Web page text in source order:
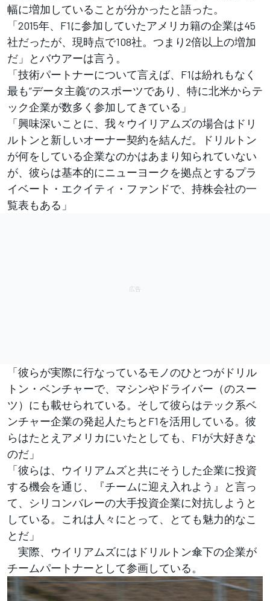
幅に増加していることが分かったと語った。
「2015年、F1に参加していたアメリカ籍の企業は45
社だったが、現時点で108社。つまり2倍以上の増加
だ」とバウアーは言う。
「技術パートナーについて言えば、F1は紛れもなく
最も”データ主義”のスポーツであり、特に北米からテ
ック企業が数多く参加してきている」
「興味深いことに、我々ウイリアムズの場合はドリ
ルトンと新しいオーナー契約を結んだ。ドリルトン
が何をしている企業なのかはあまり知られていない
が、彼らは基本的にニューヨークを拠点とするプラ
イベート・エクイティ・ファンドで、持株会社の一
覧表もある」
「彼らが実際に行なっているモノのひとつがドリル
トン・ベンチャーで、マシンやドライバー（のスー
ツ）にも載せられている。そして彼らはテック系ベ
ンチャー企業の発起人たちとF1を活用している。彼
らはたとえアメリカにいたとしても、F1が大好きな
のだ」
「彼らは、ウイリアムズと共にそうした企業に投資
する機会を通じ、『チームに迎え入れよう』と言っ
て、シリコンバレーの大手投資企業に対抗しようと
している。これは人々にとって、とても魅力的なこ
とだ」
実際、ウイリアムズにはドリルトン傘下の企業が
チームパートナーとして参画している。